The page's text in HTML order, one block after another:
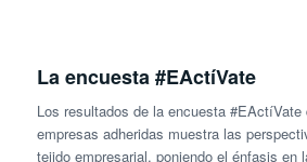
La encuesta #EActíVate
Los resultados de la encuesta #EActíVate
empresas adheridas muestra las
tejido empresarial, poniendo el énfasis en